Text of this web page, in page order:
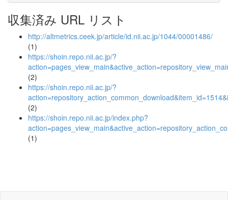
収集済み URL リスト
http://altmetrics.ceek.jp/article/id.nii.ac.jp/1044/00001486/
(1)
https://shoin.repo.nii.ac.jp/?
(2)
https://shoin.repo.nii.ac.jp/?
(2)
https://shoin.repo.nii.ac.jp/index.php?
(1)